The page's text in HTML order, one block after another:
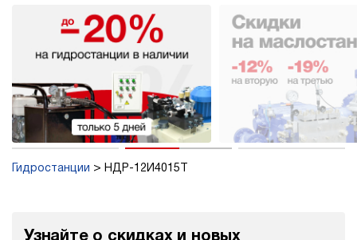
Гидростанции НДР-12И4015Т
Узнайте о скидках и новых